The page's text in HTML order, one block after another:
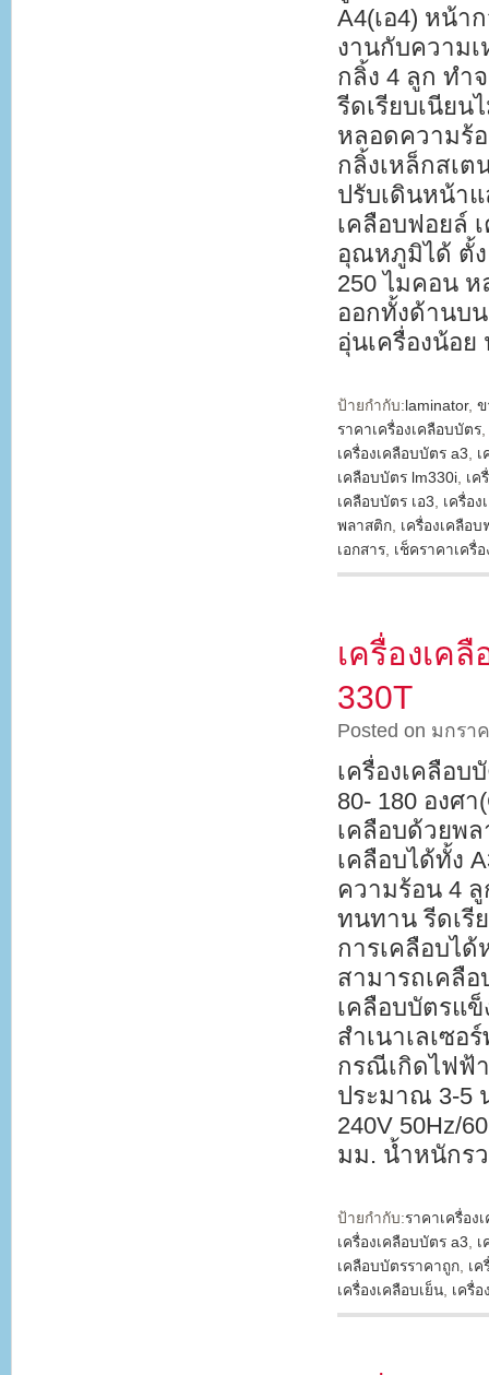
A4(เอ4) หน้า
งานกับความ
กลิ้ง 4 ลูก ทำ
รีดเรียบเนียน
หลอดความร้
กลิ้งเหล็กสเ
ปรับเดินหน้า
เคลือบฟอยล์
อุณหภูมิได้ ตั้ง
250 ไมคอน
ออกทั้งด้านบ
อุ่นเครื่องน้อ
ป้ายกำกับ: laminator, ข
ราคาเครื่องเคลือบบัตร,
เครื่องเคลือบบัตร a3, เ
เคลือบบัตร lm330i, เค
เคลือบบัตร เอ3, เครื่อ
พลาสติก, เครื่องเคลือบ
เอกสาร, เช็คราคาเครื่
เครื่องเค
330T
Posted on มกรา
เครื่องเคลือบ
80- 180 องศ
เคลือบด้วยพ
เคลือบได้ทั้ง
ความร้อน 4
ทนทาน รีดเรี
การเคลือบไ
สามารถเคลื
เคลือบบัตรแข็
สำเนาเลเซอ
กรณีเกิดไฟฟ้า
ประมาณ 3-5
240V 50Hz/
มม. น้ำหนักร
ป้ายกำกับ:ราคาเครื่อง
เครื่องเคลือบบัตร a3, เ
เคลือบบัตรราคาถูก, เค
เครื่องเคลือบเย็น, เครื่อ